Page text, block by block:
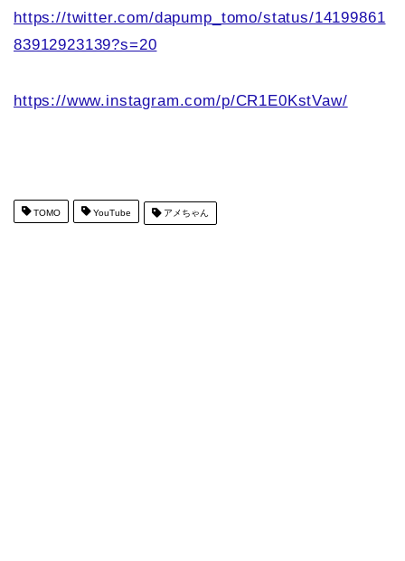
https://twitter.com/dapump_tomo/status/14199861
83912923139?s=20
https://www.instagram.com/p/CR1E0KstVaw/
TOMO YouTube アメちゃん